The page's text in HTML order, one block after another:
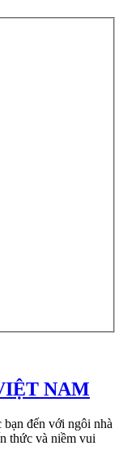
NAM
bạn đến với ngôi nhà
thức và niềm vui